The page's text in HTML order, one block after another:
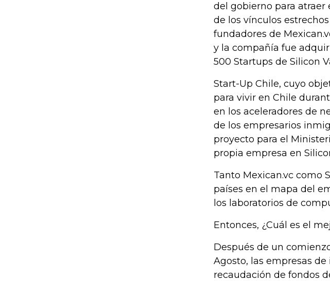
del gobierno para atraer
de los vínculos
fundadores de
y la compañía fue
500 Startups de Silicon
Start-Up Chile, cuyo
para vivir en Chile
en los aceleradores de
de los empresarios
proyecto para el
propia empresa en
Tanto Mexican.vc como
países en el mapa del
los laboratorios de
Entonces, ¿Cuál es el
Después de un
Agosto, las empresas
recaudación de fondos